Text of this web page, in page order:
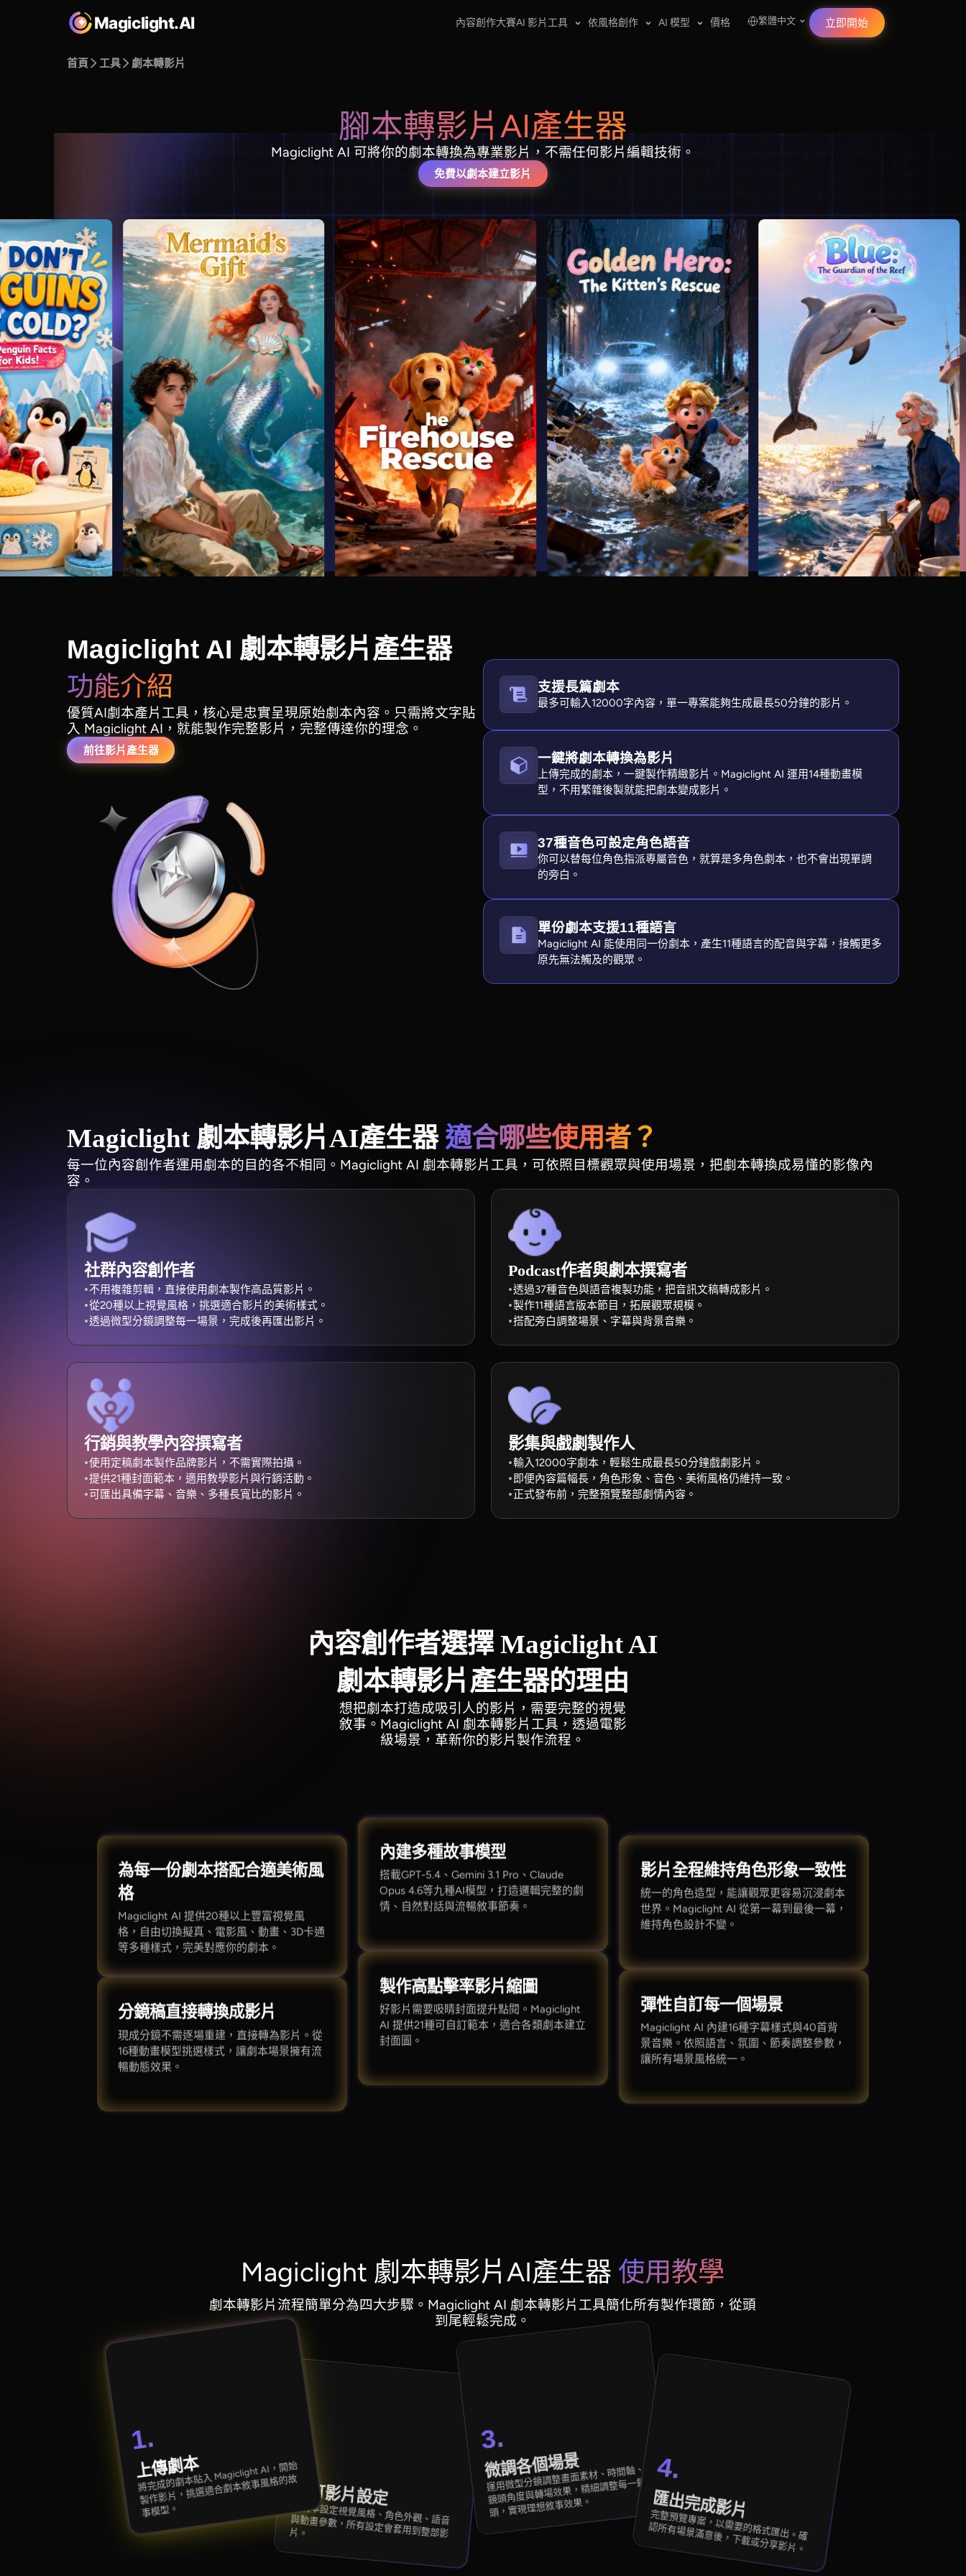
Magiclight.AI 內容創作大賽AI 影片工具 依風格創作 AI 模型 價格 繁體中文 立即開始
首頁 工具 劇本轉影片
腳本轉影片AI產生器
Magiclight AI 可將你的劇本轉換為專業影片，不需任何影片編輯技術。
免費以劇本建立影片
Magiclight AI 劇本轉影片產生器
功能介紹
優質AI劇本產片工具，核心是忠實呈現原始劇本內容。只需將文字貼
入 Magiclight AI，就能製作完整影片，完整傳達你的理念。
前往影片產生器
支援長篇劇本
最多可輸入12000字內容，單一專案能夠生成最長50分鐘的影片。
一鍵將劇本轉換為影片
上傳完成的劇本，一鍵製作精緻影片。Magiclight AI 運用14種動畫模
型，不用繁雜後製就能把劇本變成影片。
37種音色可設定角色語音
你可以替每位角色指派專屬音色，就算是多角色劇本，也不會出現單調
的旁白。
單份劇本支援11種語言
Magiclight AI 能使用同一份劇本，產生11種語言的配音與字幕，接觸更多
原先無法觸及的觀眾。
Magiclight 劇本轉影片AI產生器 適合哪些使用者？
每一位內容創作者運用劇本的目的各不相同。Magiclight AI 劇本轉影片工具，可依照目標觀眾與使用場景，把劇本轉換成易懂的影像內
容。
社群內容創作者
不用複雜剪輯，直接使用劇本製作高品質影片。
從20種以上視覺風格，挑選適合影片的美術樣式。
透過微型分鏡調整每一場景，完成後再匯出影片。
Podcast作者與劇本撰寫者
透過37種音色與語音複製功能，把音訊文稿轉成影片。
製作11種語言版本節目，拓展觀眾規模。
搭配旁白調整場景、字幕與背景音樂。
行銷與教學內容撰寫者
使用定稿劇本製作品牌影片，不需實際拍攝。
提供21種封面範本，適用教學影片與行銷活動。
可匯出具備字幕、音樂、多種長寬比的影片。
影集與戲劇製作人
輸入12000字劇本，輕鬆生成最長50分鐘戲劇影片。
即便內容篇幅長，角色形象、音色、美術風格仍維持一致。
正式發布前，完整預覽整部劇情內容。
內容創作者選擇 Magiclight AI
劇本轉影片產生器的理由
想把劇本打造成吸引人的影片，需要完整的視覺
敘事。Magiclight AI 劇本轉影片工具，透過電影
級場景，革新你的影片製作流程。
為每一份劇本搭配合適美術風
格
Magiclight AI 提供20種以上豐富視覺風
格，自由切換擬真、電影風、動畫、3D卡通
等多種樣式，完美對應你的劇本。
分鏡稿直接轉換成影片
現成分鏡不需逐場重建，直接轉為影片。從
16種動畫模型挑選樣式，讓劇本場景擁有流
暢動態效果。
內建多種故事模型
搭載GPT-5.4、Gemini 3.1 Pro、Claude
Opus 4.6等九種AI模型，打造邏輯完整的劇
情、自然對話與流暢敘事節奏。
製作高點擊率影片縮圖
好影片需要吸睛封面提升點閱。Magiclight
AI 提供21種可自訂範本，適合各類劇本建立
封面圖。
影片全程維持角色形象一致性
統一的角色造型，能讓觀眾更容易沉浸劇本
世界。Magiclight AI 從第一幕到最後一幕，
維持角色設計不變。
彈性自訂每一個場景
Magiclight AI 內建16種字幕樣式與40首背
景音樂。依照語言、氛圍、節奏調整參數，
讓所有場景風格統一。
Magiclight 劇本轉影片AI產生器 使用教學
劇本轉影片流程簡單分為四大步驟。Magiclight AI 劇本轉影片工具簡化所有製作環節，從頭
到尾輕鬆完成。
1.
上傳劇本
將完成的劇本貼入 Magiclight AI，開始
製作影片，挑選適合劇本敘事風格的故
事模型。
2.
自訂影片設定
依劇本設定視覺風格、角色外觀、語音與動畫參數，所有設定會套用到整部影片。
3.
微調各個場景
運用微型分鏡調整畫面素材、時間軸、
鏡頭角度與轉場效果，精細調整每一鏡
頭，實現理想敘事效果。
4.
匯出完成影片
完整預覽專案，以需要的格式匯出。確
認所有場景滿意後，下載或分享影片。